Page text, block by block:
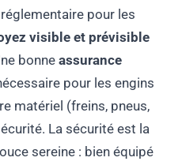
pour les
visible et prévisible
bonneassurance
pour les engins
matériel (freins, pneus,
La sécurité est la
sereine : bien équipé